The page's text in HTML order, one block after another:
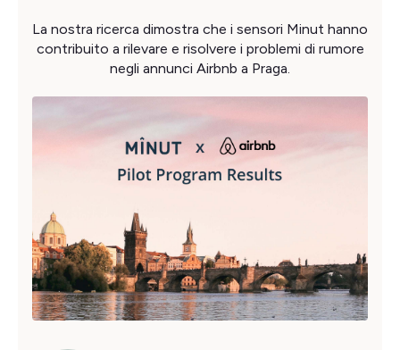
La nostra ricerca dimostra che i sensori Minut hanno
contribuito a rilevare e risolvere i problemi di rumore
negli annunci Airbnb a Praga.